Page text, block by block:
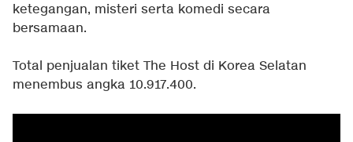
ketegangan, misteri serta komedi secara
bersamaan.
Total penjualan tiket The Host di Korea Selatan
menembus angka 10.917.400.